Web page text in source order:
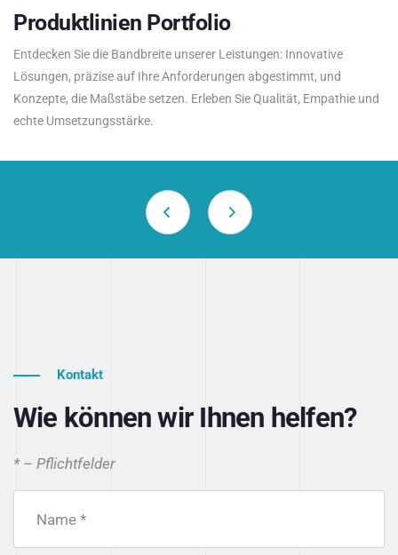
Produktlinien Portfolio
Entdecken Sie die Bandbreite unserer Leistungen: Innovative
Lösungen, präzise auf Ihre Anforderungen abgestimmt, und
Konzepte, die Maßstäbe setzen. Erleben Sie Qualität, Empathie und
echte Umsetzungsstärke.
Kontakt
Wie können wir Ihnen helfen?
* – Pflichtfelder
Name *